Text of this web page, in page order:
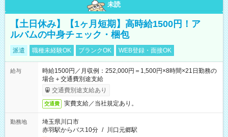
未読
【土日休み】【1ヶ月短期】高時給1500円！ア
ルバムの中身チェック・梱包
派遣 職種未経験OK ブランクOK WEB登録・面接OK
給与
時給1500円／月収例：252,000円＝1,500円×8時間×21日勤務の
場合＋交通費別途支給
交通費別途支給あり
交通費 実費支給／当社規定あり。
勤務地
埼玉県川口市
赤羽駅からバス10分 / 川口元郷駅